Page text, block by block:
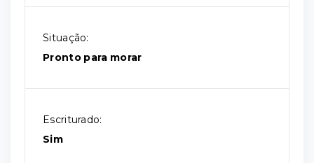
Situação:
Pronto para morar
Escriturado:
Sim